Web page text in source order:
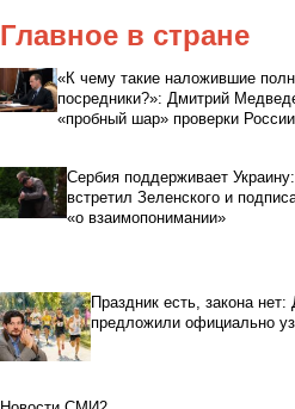
Главное в стране
«К чему такие наложившие
посредники?»: Дмитрий
«пробный шар» проверки
Сербия поддерживает
встретил Зеленского и
«о взаимопонимании»
Праздник есть, закона
предложили официально